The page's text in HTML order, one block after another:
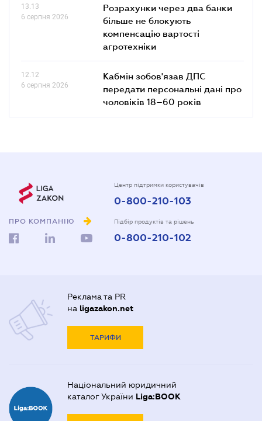
13.13
6 серпня 2026
Розрахунки через два банки
більше не блокують
компенсацію вартості
агротехніки
12.12
6 серпня 2026
Кабмін зобов'язав ДПС
передати персональні дані про
чоловіків 18–60 років
ПРО КОМПАНІЮ
Центр підтримки користувачів
0-800-210-103
Підбір продуктів та рішень
0-800-210-102
Реклама та PR
на ligazakon.net
ТАРИФИ
Національний юридичний
каталог України Liga:BOOK